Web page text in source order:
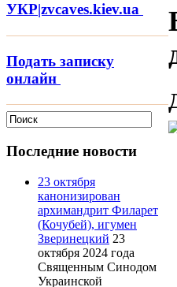
УКР|zvcaves.kiev.ua
Подать записку
онлайн
Последние новости
23 октября
канонизирован
архимандрит Филарет
(Кочубей), игумен
Зверинецкий 23
октября 2024 года
Священным Синодом
Украинской